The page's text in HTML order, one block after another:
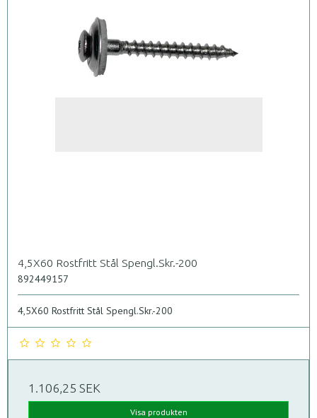
4,5X60 Rostfritt Stål Spengl.Skr.-200
892449157
4,5X60 Rostfritt Stål Spengl.Skr.-200
1.106,25 SEK
Visa produkten